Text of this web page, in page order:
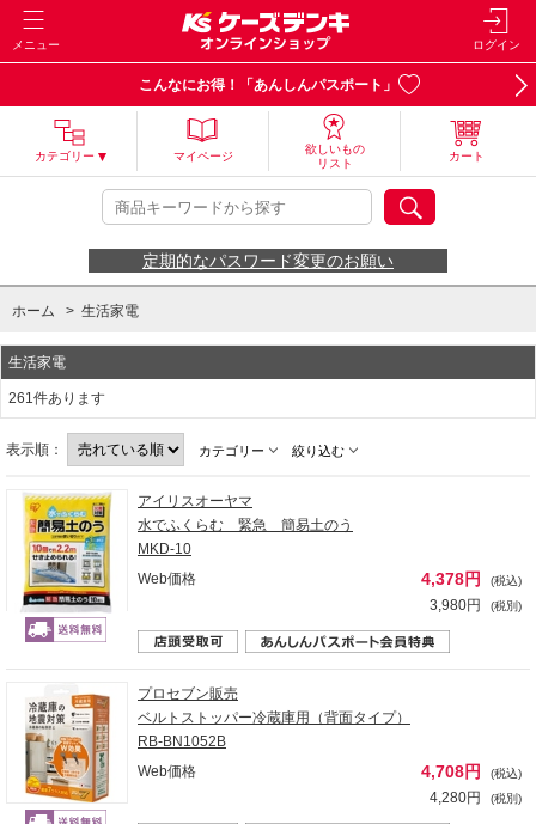
メニュー ログイン
こんなにお得！「あんしんパスポート」
カテゴリー マイページ
欲しいもの
リスト
カート
定期的なパスワード変更のお願い
ホーム > 生活家電
生活家電
261件あります
表示順： カテゴリー 絞り込む
アイリスオーヤマ
水でふくらむ 緊急 簡易土のう
MKD-10
Web価格
4,378円 (税込)
3,980円 (税別)
プロセブン販売
ベルトストッパー冷蔵庫用（背面タイプ）
RB-BN1052B
Web価格
4,708円 (税込)
4,280円 (税別)